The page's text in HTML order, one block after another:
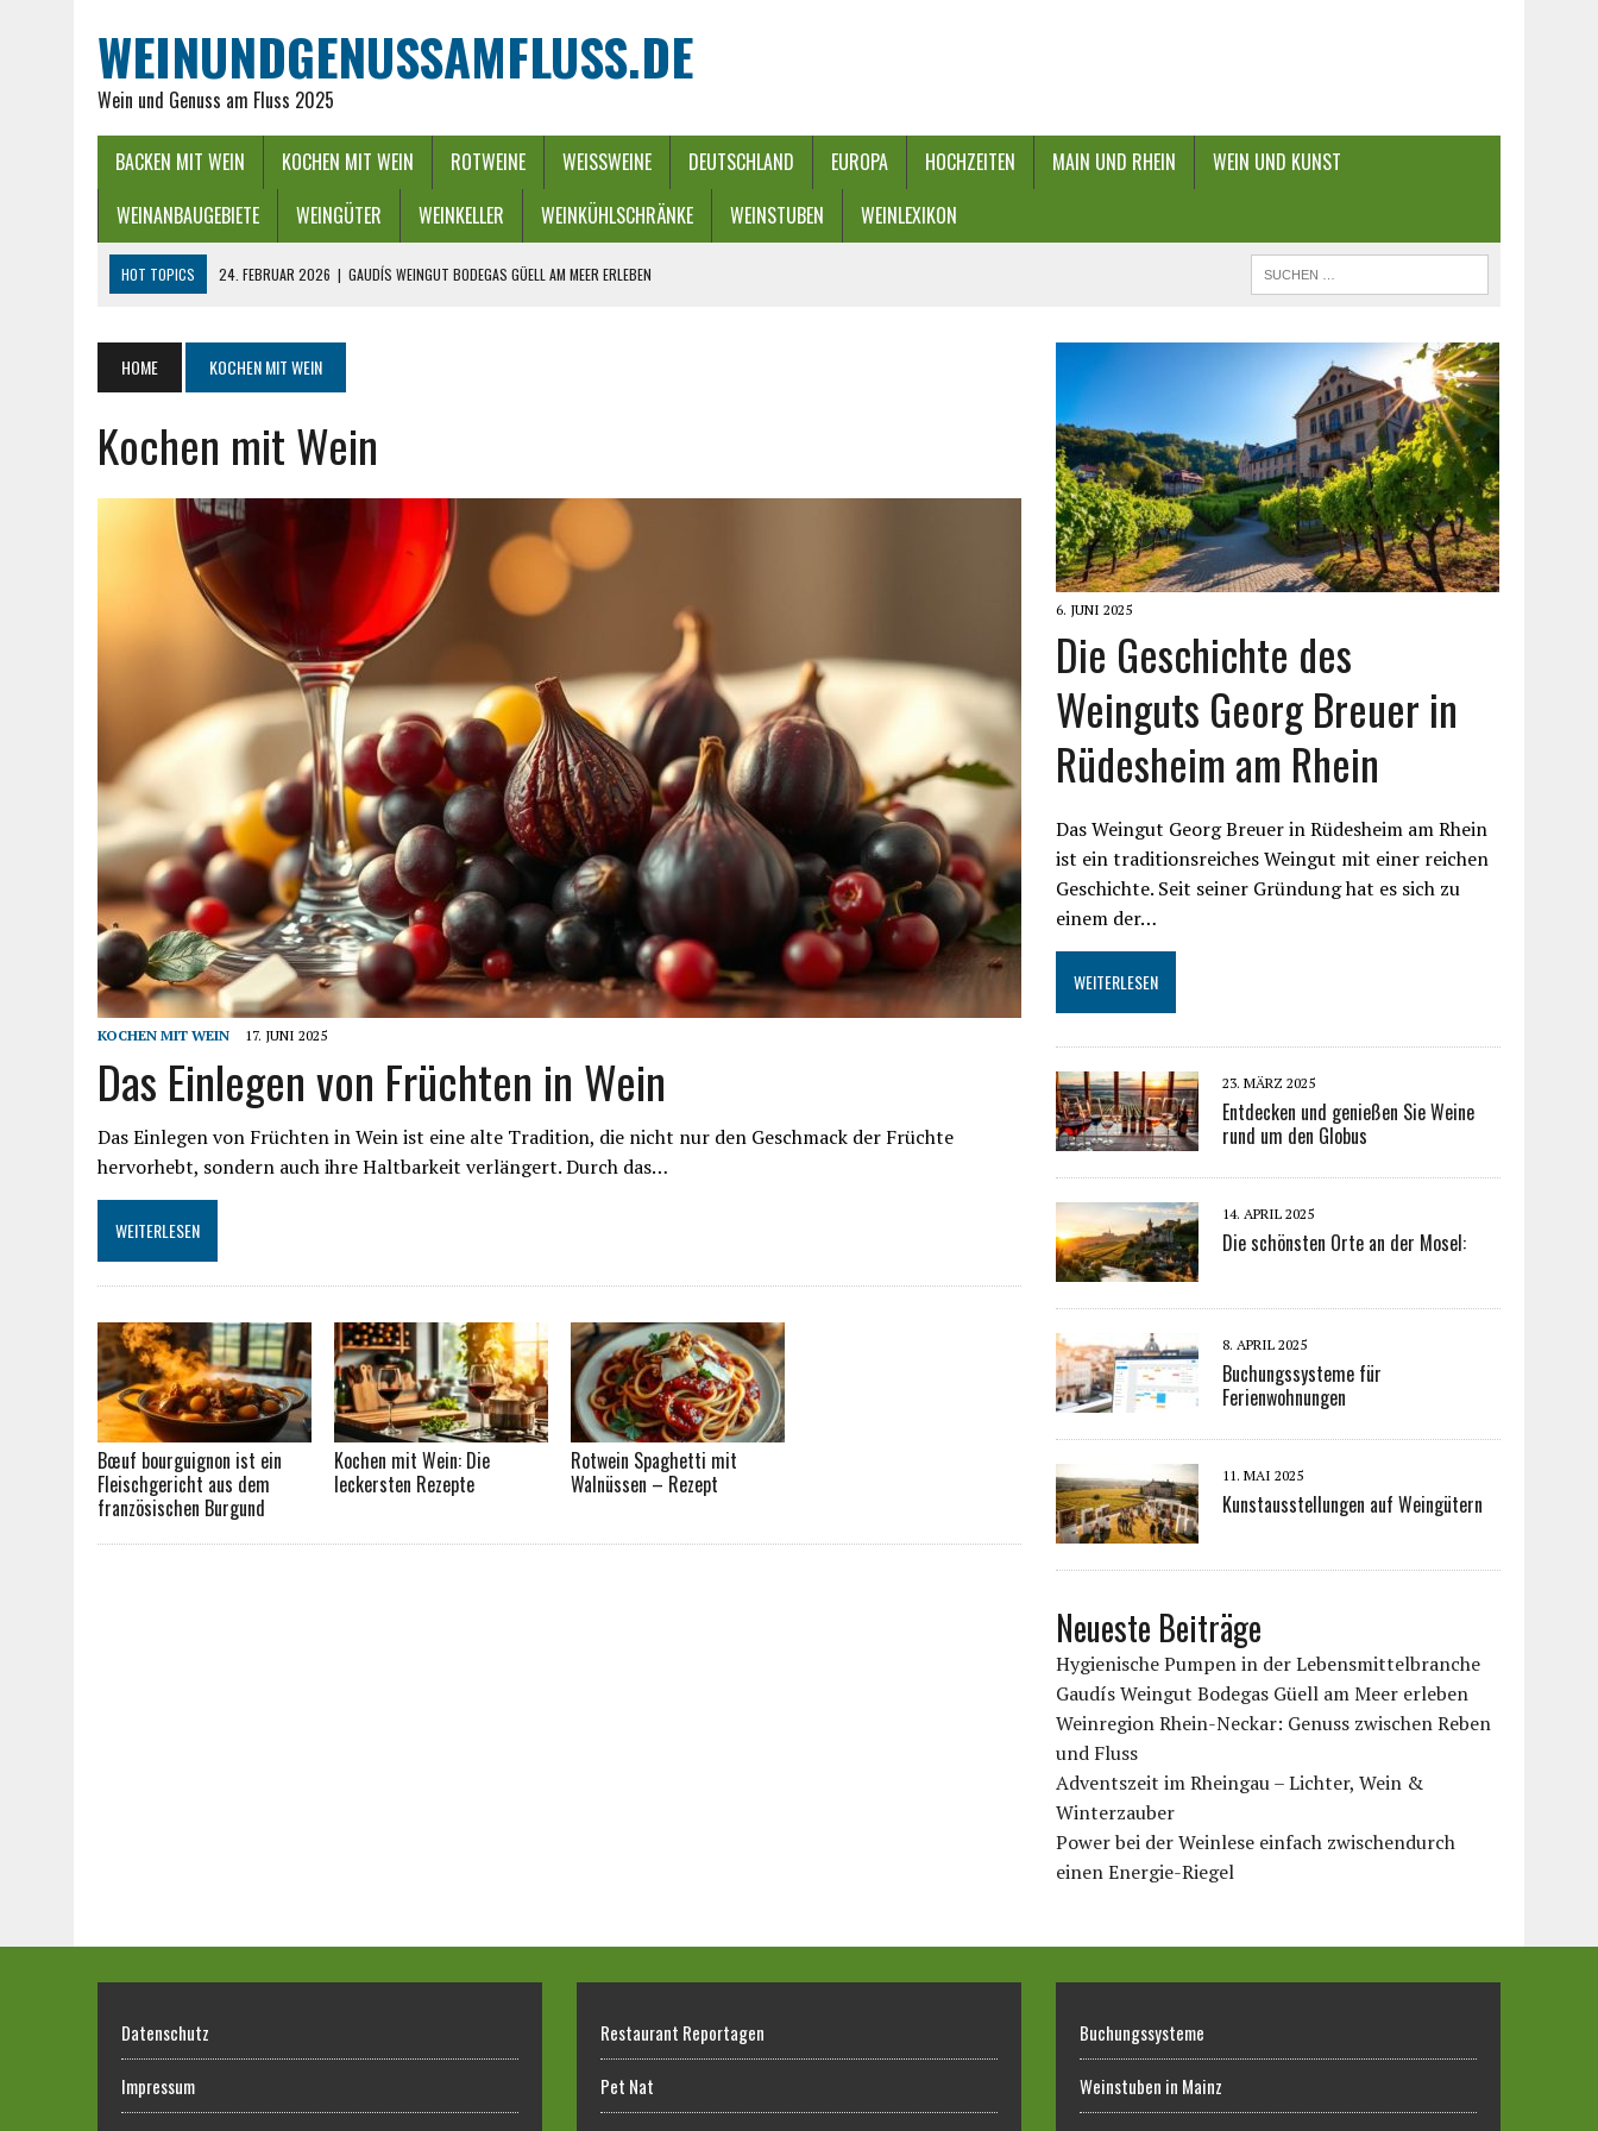
WEINUNDGENUSSAMFLUSS.DE
Wein und Genuss am Fluss 2025
BACKEN MIT WEIN KOCHEN MIT WEIN ROTWEINE WEISSWEINE DEUTSCHLAND EUROPA HOCHZEITEN MAIN UND RHEIN
WEIN UND KUNST
WEINANBAUGEBIETE
WEINGÜTER WEINKELLER WEINKÜHLSCHRÄNKE WEINSTUBEN WEINLEXIKON
HOT TOPICS 24. FEBRUAR 2026 | GAUDÍS WEINGUT BODEGAS GÜELL AM MEER ERLEBEN
25. SEPTEMBER 2025 | POWER BEI DER WEINLESE EINFACH ZWISCHENDURCH EINEN ENERGIE-RIEGEL
26. APRIL 2026
HYGIENISCHE PUMPEN IN DER LEBENSMITTELBRANCHE
HOME KOCHEN MIT WEIN
Kochen mit Wein
KOCHEN MIT WEIN 17. JUNI 2025
Das Einlegen von Früchten in Wein
Das Einlegen von Früchten in Wein ist eine alte Tradition, die nicht nur den Geschmack der Früchte
hervorhebt, sondern auch ihre Haltbarkeit verlängert. Durch das…
WEITERLESEN
Bœuf bourguignon ist ein
Fleischgericht aus dem
französischen Burgund
Kochen mit Wein: Die
leckersten Rezepte
Rotwein Spaghetti mit
Walnüssen – Rezept
6. JUNI 2025
Die Geschichte des
Weinguts Georg Breuer in
Rüdesheim am Rhein
Das Weingut Georg Breuer in Rüdesheim am Rhein
ist ein traditionsreiches Weingut mit einer reichen
Geschichte. Seit seiner Gründung hat es sich zu
einem der…
WEITERLESEN
23. MÄRZ 2025
Entdecken und genießen Sie Weine
rund um den Globus
14. APRIL 2025
Die schönsten Orte an der Mosel:
8. APRIL 2025
Buchungssysteme für
Ferienwohnungen
11. MAI 2025
Kunstausstellungen auf Weingütern
Neueste Beiträge
Hygienische Pumpen in der Lebensmittelbranche
Gaudís Weingut Bodegas Güell am Meer erleben
Weinregion Rhein-Neckar: Genuss zwischen Reben
und Fluss
Adventszeit im Rheingau – Lichter, Wein &
Winterzauber
Power bei der Weinlese einfach zwischendurch
einen Energie-Riegel
Datenschutz
Impressum
Restaurant Reportagen
Pet Nat
Buchungssysteme
Weinstuben in Mainz